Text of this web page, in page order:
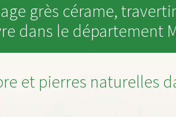
grès cérame,
dans le département
et pierres naturelles